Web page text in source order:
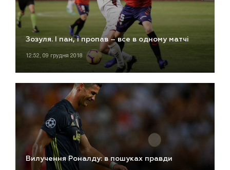
Зозуля. І пан, і пропав – все в одному матчі
12:52, 09 грудня 2018
Вилучення Роналду: в пошуках правди